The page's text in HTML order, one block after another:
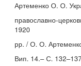
Артеменко О. О.
православно-
1920
рр. / О. О.
Вип. 14.– С.